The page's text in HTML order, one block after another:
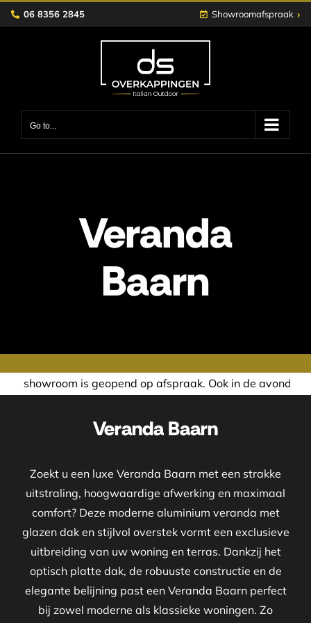
Skip
to
06 8356 2845 Showroomafspraak ›
Go to...
Veranda
Baarn
op afspraak. Ook in de avond of in het weekend
Veranda Baarn
Zoekt u een luxe Veranda Baarn met een strakke
uitstraling, hoogwaardige afwerking en maximaal
comfort? Deze moderne aluminium veranda met
glazen dak en stijlvol overstek vormt een exclusieve
uitbreiding van uw woning en terras. Dankzij het
optisch platte dak, de robuuste constructie en de
elegante belijning past een Veranda Baarn perfect
bij zowel moderne als klassieke woningen. Zo